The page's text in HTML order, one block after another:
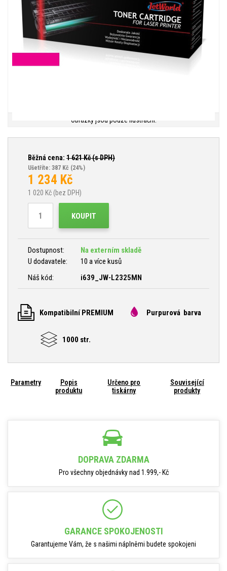
Obrázky jsou pouze ilustrační.
Běžná cena: 1 621Kč (s DPH)
Ušetříte: 387 Kč (24%)
1 234 Kč
1 020 Kč (bez DPH)
KOUPIT
Dostupnost:
Na externím skladě
U dodavatele:
10 a více kusů
Náš kód:
i639_JW-L2325MN
Kompatibilní PREMIUM Purpurová barva
1000 str.
Parametry
Popis
produktu
Určeno pro
tiskárny
Související
produkty
DOPRAVA ZDARMA
Pro všechny objednávky nad 1.999,- Kč
GARANCE SPOKOJENOSTI
Garantujeme Vám, že s našimi náplněmi budete spokojeni